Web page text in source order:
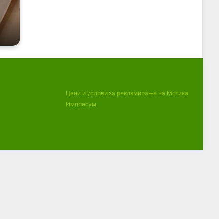
Цени и услови за рекламирање на Мотика
Импресум